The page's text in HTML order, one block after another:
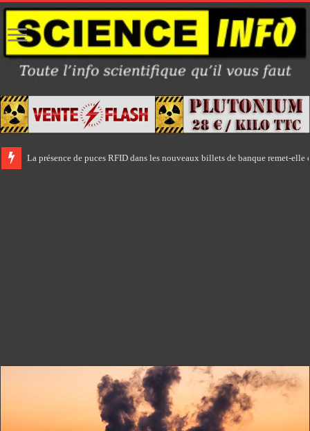
La présence de puces RFID dans les nouveaux billets de banque remet-